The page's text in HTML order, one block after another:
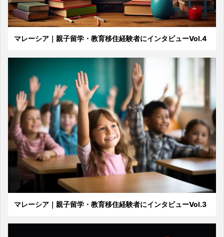
マレーシア｜親子留学・教育移住経験者にインタビューVol.4
マレーシア｜親子留学・教育移住経験者にインタビューVol.3